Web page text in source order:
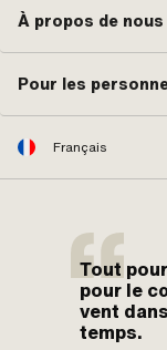
À propos de nous
Pour les
Français
Tout
pour le
vent
temps.